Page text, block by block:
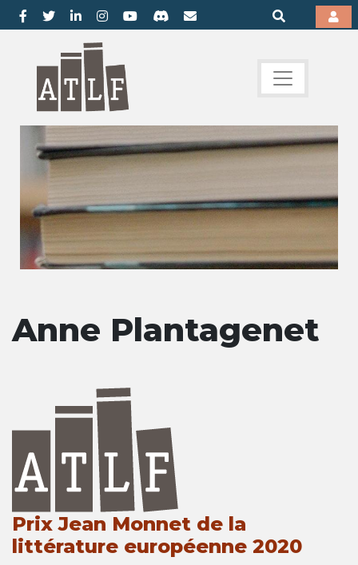
Anne Plantagenet
Prix Jean Monnet de la
littérature européenne 2020